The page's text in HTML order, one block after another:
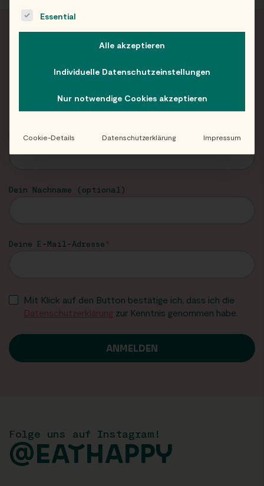
Newsletter!
Dein Vorname
Dein Nachname (optional)
Deine E-Mail-Adresse
Mit Klick auf den Button bestätige ich, dass ich die
Datenschutzerklärung zur Kenntnis genommen habe.
Folge uns auf Instagram!
@EATHAPPY
The following is a list of service groups for which consent
Essential
Alle akzeptieren
Individuelle Datenschutzeinstellungen
Nur notwendige Cookies akzeptieren
Cookie-Details Datenschutzerklärung Impressum